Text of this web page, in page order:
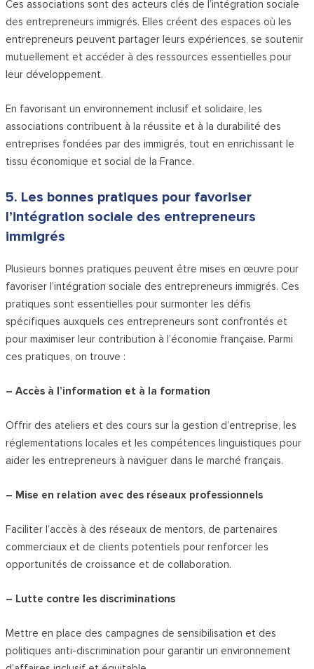
Ces associations sont des acteurs clés de l’intégration sociale
des entrepreneurs immigrés. Elles créent des espaces où les
entrepreneurs peuvent partager leurs expériences, se soutenir
mutuellement et accéder à des ressources essentielles pour
leur développement.
En favorisant un environnement inclusif et solidaire, les
associations contribuent à la réussite et à la durabilité des
entreprises fondées par des immigrés, tout en enrichissant le
tissu économique et social de la France.
5. Les bonnes pratiques pour favoriser
l’intégration sociale des entrepreneurs
immigrés
Plusieurs bonnes pratiques peuvent être mises en œuvre pour
favoriser l’intégration sociale des entrepreneurs immigrés. Ces
pratiques sont essentielles pour surmonter les défis
spécifiques auxquels ces entrepreneurs sont confrontés et
pour maximiser leur contribution à l’économie française. Parmi
ces pratiques, on trouve :
– Accès à l’information et à la formation
Offrir des ateliers et des cours sur la gestion d’entreprise, les
réglementations locales et les compétences linguistiques pour
aider les entrepreneurs à naviguer dans le marché français.
– Mise en relation avec des réseaux professionnels
Faciliter l’accès à des réseaux de mentors, de partenaires
commerciaux et de clients potentiels pour renforcer les
opportunités de croissance et de collaboration.
– Lutte contre les discriminations
Mettre en place des campagnes de sensibilisation et des
politiques anti-discrimination pour garantir un environnement